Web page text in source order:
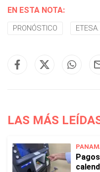
EN ESTA NOTA:
PRONÓSTICO ETESA.
LAS MÁS